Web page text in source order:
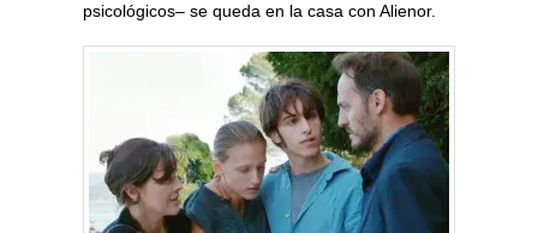
psicológicos– se queda en la casa con Alienor.